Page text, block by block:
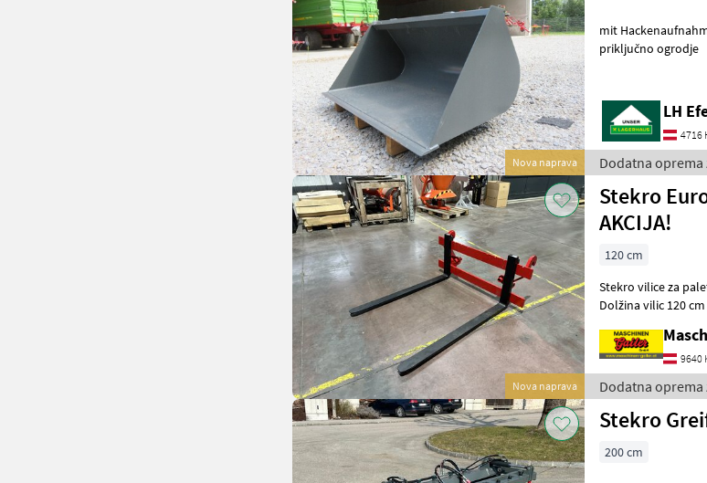
Nova naprava
mit Hackenaufnahme Dodatna oprema za traktorje Čelni
priključno ogrodje
LH
4716
Dodatna
Nova naprava
Stekro Euro
AKCIJA!
120 cm
Stekro vilice za palete, lahka izvedba, 2000 kg * Euro-
Dolžina vilic 120 cm *
9640
Dodatna
Stekro
200 cm